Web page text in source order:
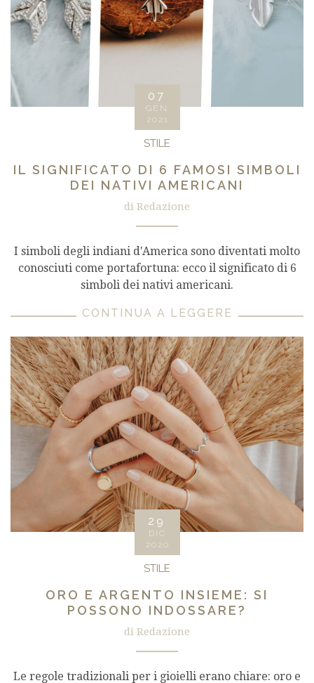
07
GEN
2021
STILE
IL SIGNIFICATO DI 6 FAMOSI SIMBOLI
DEI NATIVI AMERICANI
di Redazione
I simboli degli indiani d'America sono diventati molto
conosciuti come portafortuna: ecco il significato di 6
simboli dei nativi americani.
CONTINUA A LEGGERE
29
DIC
2020
STILE
ORO E ARGENTO INSIEME: SI
POSSONO INDOSSARE?
di Redazione
Le regole tradizionali per i gioielli erano chiare: oro e